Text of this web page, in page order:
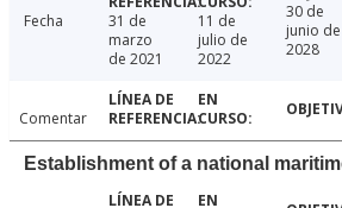
Fecha
31 de
marzo
de 2021
11 de
julio de
2022
30 de
junio de
2028
Comentar
Establishment of a national